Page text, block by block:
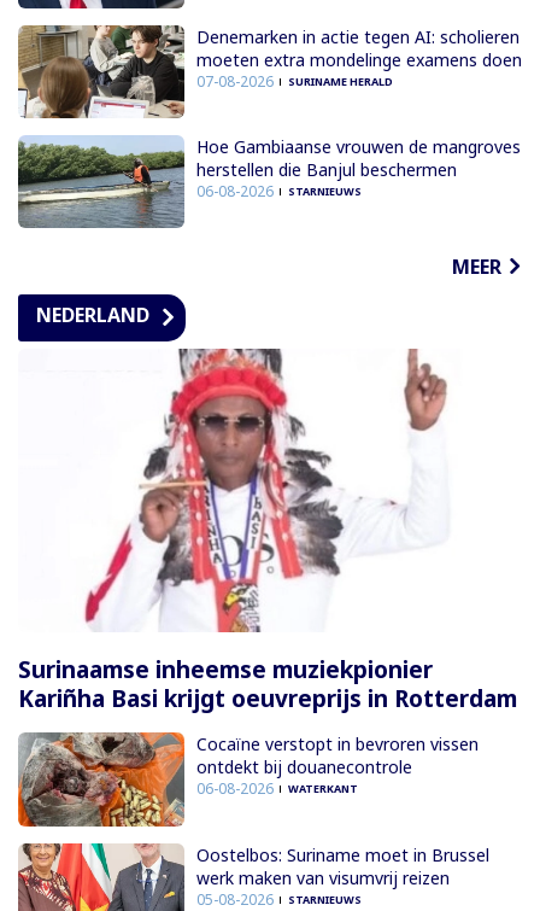
Denemarken in actie tegen AI: scholieren
moeten extra mondelinge examens doen
07-08-2026 SURINAME HERALD
Hoe Gambiaanse vrouwen de mangroves
herstellen die Banjul beschermen
06-08-2026 STARNIEUWS
MEER
NEDERLAND
Surinaamse inheemse muziekpionier
Kariñha Basi krijgt oeuvreprijs in Rotterdam
Cocaïne verstopt in bevroren vissen
ontdekt bij douanecontrole
06-08-2026 WATERKANT
Oostelbos: Suriname moet in Brussel
werk maken van visumvrij reizen
05-08-2026 STARNIEUWS